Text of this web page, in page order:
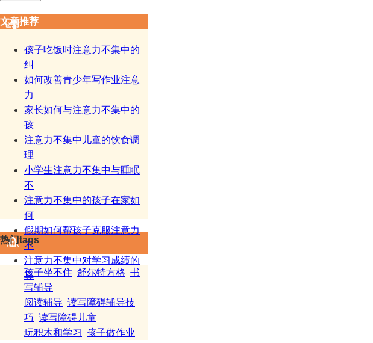
文章推荐
孩子吃饭时注意力不集中的
纠
如何改善青少年写作业注意
力
家长如何与注意力不集中的
孩
注意力不集中儿童的饮食调
理
小学生注意力不集中与睡眠
不
注意力不集中的孩子在家如
何
假期如何帮孩子克服注意力
不
注意力不集中对学习成绩的
真
热门tags
孩子坐不住 舒尔特方格 书
写辅导
阅读辅导 读写障碍辅导技
巧 读写障碍儿童
玩积木和学习 孩子做作业